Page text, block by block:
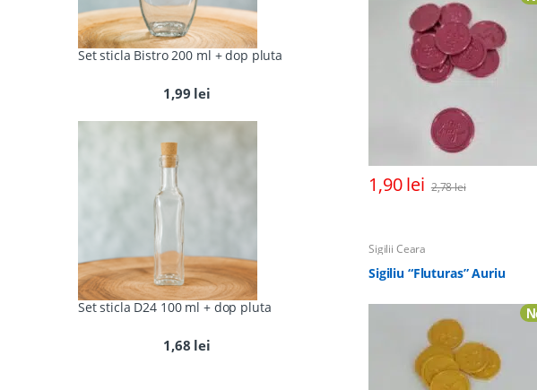
1,90lei 2,78lei
Sigilii Ceara
Sigiliu “Fluturas” Auriu
Set sticla Bistro 200 ml + dop pluta
1,99 lei
Set sticla D24 100 ml + dop pluta
1,68 lei